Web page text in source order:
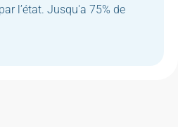
l’état. Jusqu'a 75% de